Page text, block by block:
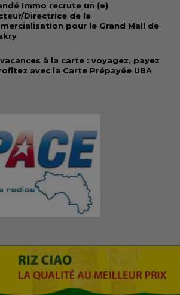
Immo recrute un (e)
Directrice de la
pour le Grand Mall de
à la carte : voyagez, payez
avec la Carte Prépayée UBA